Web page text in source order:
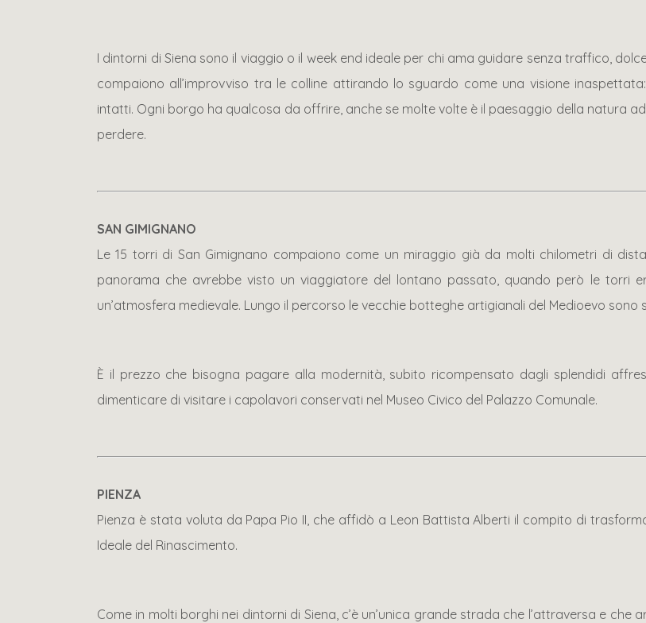
I dintorni di Siena sono il viaggio o il week end ideale per chi ama guidare senza traffico,
compaiono all’improvviso tra le colline attirando lo sguardo come una visione
intatti. Ogni borgo ha qualcosa da offrire, anche se molte volte è il paesaggio della natura
perdere.
SAN GIMIGNANO
Le 15 torri di San Gimignano compaiono come un miraggio già da molti chilometri di
panorama che avrebbe visto un viaggiatore del lontano passato, quando però le torri
un’atmosfera medievale. Lungo il percorso le vecchie botteghe artigianali del Medioevo
È il prezzo che bisogna pagare alla modernità, subito ricompensato dagli splendidi
dimenticare di visitare i capolavori conservati nel Museo Civico del Palazzo Comunale.
PIENZA
Pienza è stata voluta da Papa Pio II, che affidò a Leon Battista Alberti il compito di
Ideale del Rinascimento.
Come in molti borghi nei dintorni di Siena, c’è un’unica grande strada che l’attraversa e che